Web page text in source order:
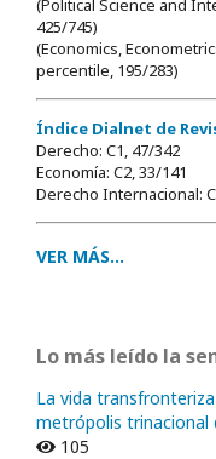
(Political Science and
425/745)
(Economics,
percentile, 195/283)
Índice Dialnet de
Derecho: C1, 47/342
Economía: C2, 33/141
Derecho Internacional:
VER MÁS...
Lo más leído la
La vida
metrópolis trinacional
105